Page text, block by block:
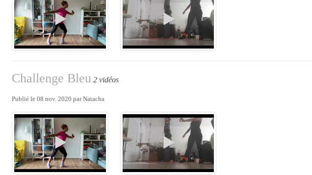
Challenge Bleu 2 vidéos
Publié le 08 nov. 2020 parNatacha